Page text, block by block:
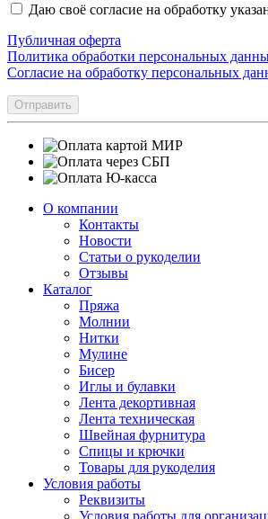
Даю своё согласие на обработку
Публичная оферта
Политика обработки персональных
Согласие на обработку персональных
Отправить
О компании
Контакты
Новости
Статьи о рукоделии
Отзывы
Каталог
Пряжа
Молнии
Нитки
Мулине
Бисер
Иглы и булавки
Лента декортивная
Лента техническая
Швейная фурнитура
Спицы и крючки
Товары для рукоделия
Условия работы
Реквизиты
Условия работы для